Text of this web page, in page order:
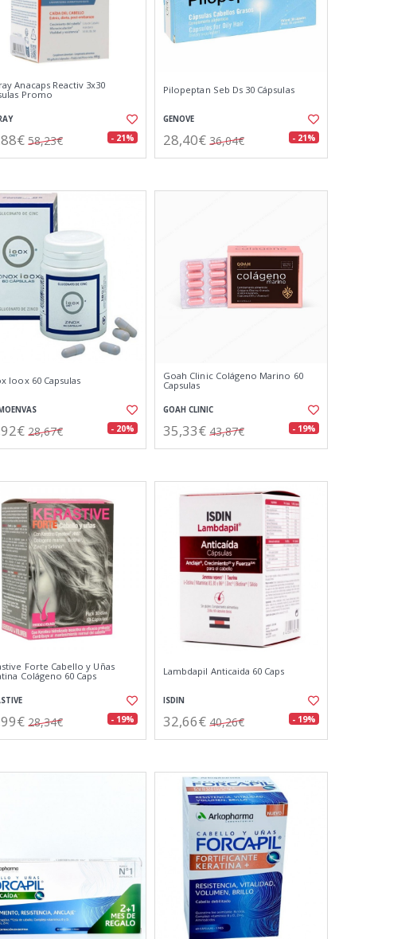
Anacaps Reactiv 3x30
Promo
58,23€ - 21%
Pilopeptan Seb Ds 30 Cápsulas
GENOVE
28,40€ 36,04€ - 21%
Ioox 60 Capsulas
28,67€ - 20%
Goah Clinic Colágeno Marino 60
Capsulas
GOAH CLINIC
35,33€ 43,87€ - 19%
Forte Cabello y Uñas
Colágeno 60 Caps
28,34€ - 19%
Lambdapil Anticaida 60 Caps
ISDIN
32,66€ 40,26€ - 19%